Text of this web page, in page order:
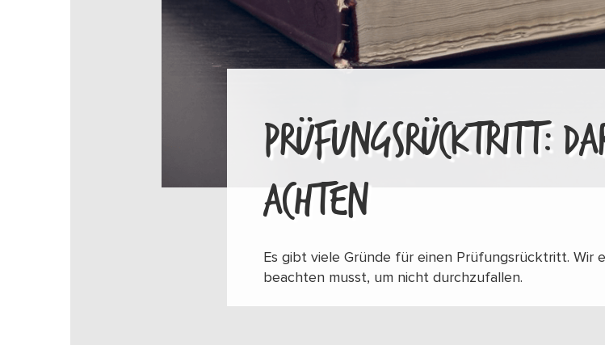
PRÜFUNGSRÜCKTRITT:
ACHTEN
Es gibt viele Gründe für einen Prüfungsrücktritt. Wir
beachten musst, um nicht durchzufallen.